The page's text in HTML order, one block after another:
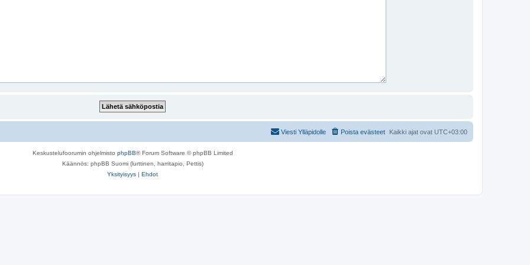
Kaikki ajat ovat UTC+03:00
Poista evästeet
Viesti Ylläpidolle
Keskustelufoorumin ohjelmisto phpBB® Forum Software © phpBB Limited
Käännös: phpBB Suomi (lurttinen, harritapio, Pettis)
Yksityisyys | Ehdot